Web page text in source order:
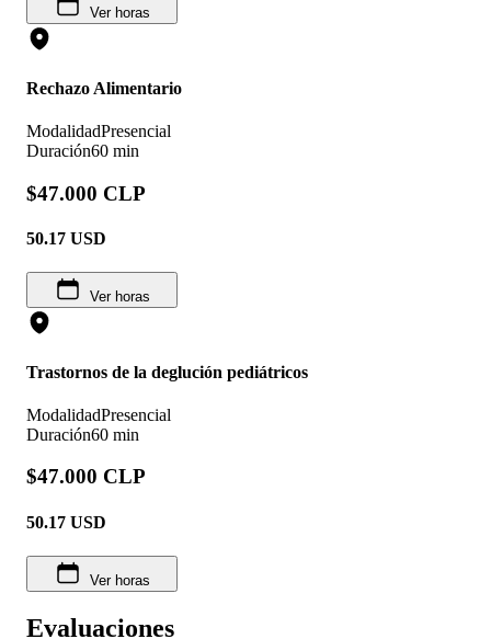
Ver horas
Rechazo Alimentario
ModalidadPresencial
Duración60 min
$47.000 CLP
50.17 USD
Ver horas
Trastornos de la deglución pediátricos
ModalidadPresencial
Duración60 min
$47.000 CLP
50.17 USD
Ver horas
Evaluaciones